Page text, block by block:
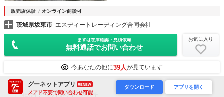
販売店保証 オンライン商談可
茨城県坂東市 エスディートレーディング合同会社
まずは在庫確認・見積依頼
無料通話でお問い合わせ
お気に入り
今あなたの他に39人が見ています
NEW グーネットセレクト スズキ
グーネットアプリ RENEW
メアド不要で問い合わせ可能
ダウンロード アプリを開く